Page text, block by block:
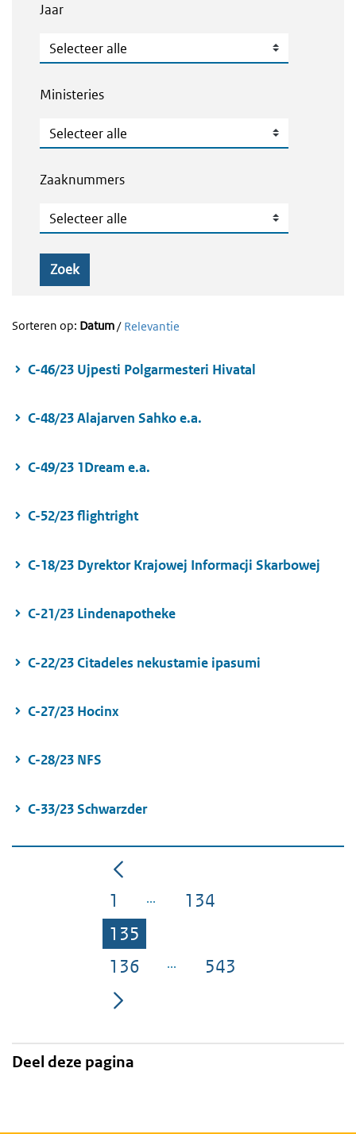
Jaar
Jaar
Ministeries
Ministeries
Zaaknummers
Zaaknummers
Zoek
Sorteren op: Datum/ Relevantie
C-46/23 Ujpesti Polgarmesteri Hivatal
C-48/23 Alajarven Sahko e.a.
C-49/23 1Dream e.a.
C-52/23 flightright
C-18/23 Dyrektor Krajowej Informacji Skarbowej
C-21/23 Lindenapotheke
C-22/23 Citadeles nekustamie ipasumi
C-27/23 Hocinx
C-28/23 NFS
C-33/23 Schwarzder
Pagina
1 Pagina
134
Pagina
135
Pagina
136 Pagina
543
Deel deze pagina